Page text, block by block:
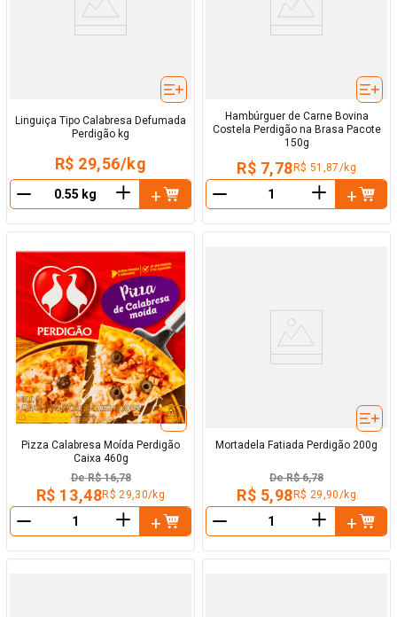
Linguiça Tipo Calabresa Defumada
Perdigão kg
R$ 29,56/kg
＋
Hambúrguer de Carne Bovina
Costela Perdigão na Brasa Pacote
150g
R$ 7,78 R$ 51,87/kg
＋
Pizza Calabresa Moída Perdigão
Caixa 460g
De R$ 16,78
R$ 13,48R$ 29,30/kg
＋
Mortadela Fatiada Perdigão 200g
De R$ 6,78
R$ 5,98 R$ 29,90/kg
＋